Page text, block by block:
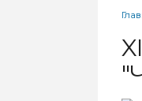
Вы